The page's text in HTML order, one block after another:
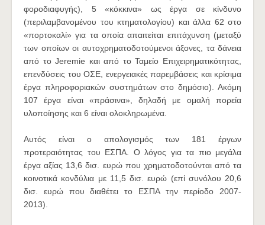
φοροδιαφυγής), 5 «κόκκινα» ως έργα σε κίνδυνο
(περιλαμβανομένου του κτηματολογίου) και άλλα 62 στο
«πορτοκαλί» για τα οποία απαιτείται επιτάχυνση (μεταξύ
των οποίων οι αυτοχρηματοδοτούμενοι άξονες, τα δάνεια
από το Jeremie και από το Ταμείο Επιχειρηματικότητας,
επενδύσεις του ΟΣΕ, ενεργειακές παρεμβάσεις και κρίσιμα
έργα πληροφοριακών συστημάτων στο δημόσιο). Ακόμη
107 έργα είναι «πράσινα», δηλαδή με ομαλή πορεία
υλοποίησης και 6 είναι ολοκληρωμένα.
Αυτός είναι ο απολογισμός των 181 έργων
προτεραιότητας του ΕΣΠΑ. Ο λόγος για τα πιο μεγάλα
έργα αξίας 13,6 δισ. ευρώ που χρηματοδοτούνται από τα
κοινοτικά κονδύλια με 11,5 δισ. ευρώ (επί συνόλου 20,6
δισ. ευρώ που διαθέτει το ΕΣΠΑ την περίοδο 2007-
2013).